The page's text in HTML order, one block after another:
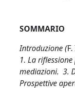
SOMMARIO
Introduzione (
1. La
mediazioni. 3.
Prospettive